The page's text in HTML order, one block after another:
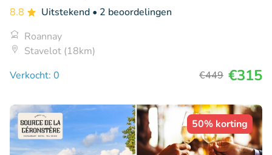
8.8 Uitstekend • 2 beoordelingen
Roannay
Stavelot (18km)
Verkocht: 0
€449 €315
50% korting